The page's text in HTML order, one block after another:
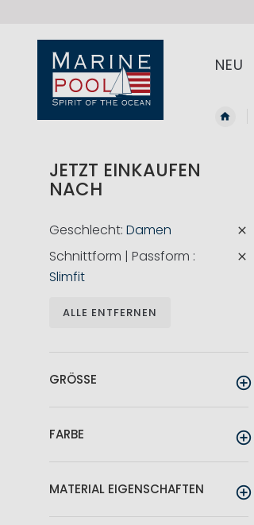
NEU
JETZT EINKAUFEN
NACH
Geschlecht Damen
Schnittform | Passform
Slimfit
ALLE ENTFERNEN
GRÖSSE
FARBE
MATERIAL EIGENSCHAFTEN